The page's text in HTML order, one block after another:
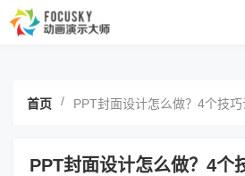
首页 / PPT封面设计怎么做？4个技
PPT封面设计怎么做？4个